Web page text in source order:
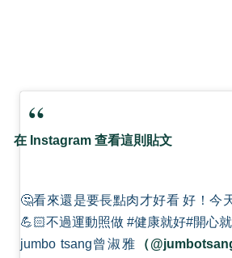
在 Instagram 查看這則貼文
🤔看來還是要長點肉才好看 好！今
💪🏻不過運動照做 #健康就好#開心
jumbo tsang曾淑雅 （